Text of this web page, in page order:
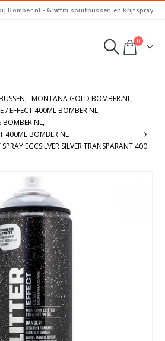
Bomber.nl - Graffiti spuitbussen en krijtspray
0
, MONTANA GOLD BOMBER.NL,
EFFECT 400ML BOMBER.NL,
BOMBER.NL,
400ML BOMBER.NL
EGCSILVER SILVER TRANSPARANT 400